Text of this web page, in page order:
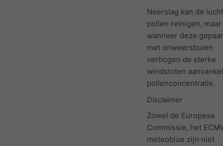
Neerslag kan de
pollen reinigen, maar
wanneer deze
met onweersbuien
verhogen de sterke
windstoten
pollenconcentratie.
Disclaimer
Zowel de Europese
Commissie, het
meteoblue zijn niet